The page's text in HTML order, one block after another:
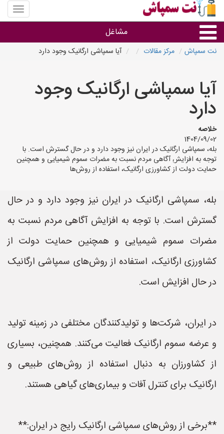
منوی
سایت
مشاغل
استان ها
نت سمپاش مرکز مقالات آیا سمپاشی ارگانیک وجود دارد
آیا سمپاشی ارگانیک وجود
دارد
خلاصه
1404/09/02
بله، سمپاشی ارگانیک در ایران نیز وجود دارد و در حال گسترش است. با
توجه به افزایش آگاهی مردم نسبت به مضرات سموم شیمیایی و همچنین
حمایت دولت از کشاورزی ارگانیک، استفاده از روش‌ها
بله، سمپاشی ارگانیک در ایران نیز وجود دارد و در حال
گسترش است. با توجه به افزایش آگاهی مردم نسبت به
مضرات سموم شیمیایی و همچنین حمایت دولت از
کشاورزی ارگانیک، استفاده از روش‌های سمپاشی ارگانیک
در حال افزایش است.
در ایران، شرکت‌ها و تولیدکنندگان مختلفی در زمینه تولید
و عرضه سموم ارگانیک فعالیت می‌کنند. همچنین، بسیاری
از کشاورزان به دنبال استفاده از روش‌های طبیعی و
ارگانیک برای کنترل آفات و بیماری‌های گیاهی هستند.
**برخی از روش‌های سمپاشی ارگانیک رایج در ایران:**